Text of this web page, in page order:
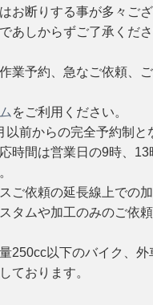
お断りする事が多々ご
あしからずご了承くださ
業予約、急なご依頼、
をご利用ください。
以前からの完全予約制と
時間は営業日の9時、
ご依頼の延長線上での
タムや加工のみのご依
250cc以下のバイク、
ております。